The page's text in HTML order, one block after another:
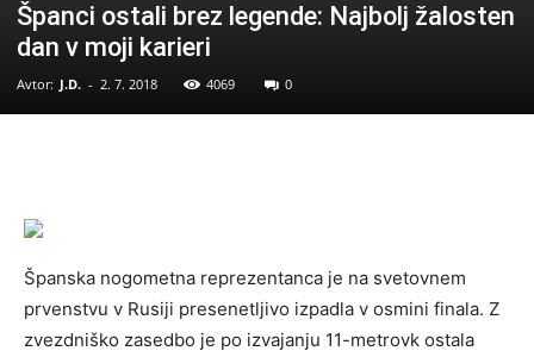
Španci ostali brez legende: Najbolj žalosten
dan v moji karieri
Avtor: J.D. - 2. 7. 2018 4069 0
Španska nogometna reprezentanca je na svetovnem
prvenstvu v Rusiji presenetljivo izpadla v osmini finala. Z
zvezdniško zasedbo je po izvajanju 11-metrovk ostala